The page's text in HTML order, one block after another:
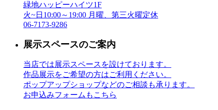
緑地ハッピーハイツ1F
火~日10:00～19:00 月曜、第三火曜定休
06-7173-9286
展示スペースのご案内
当店では展示スペースを設けております。
作品展示をご希望の方はご利用ください。
ポップアップショップなどのご相談も承ります。
お申込みフォームもこちら